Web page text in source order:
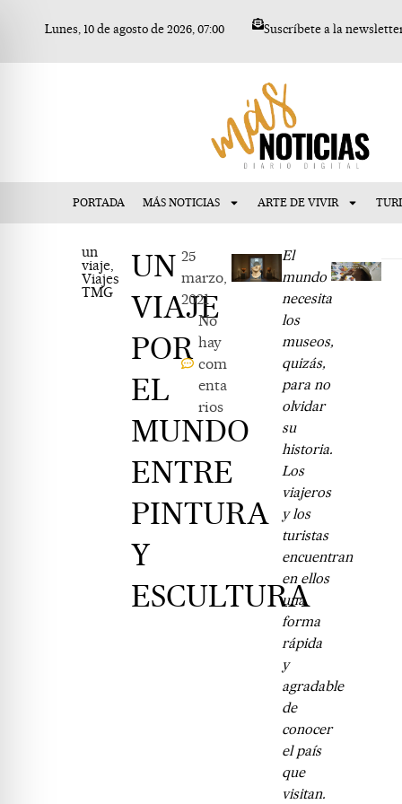
Lunes, 10 de agosto de 2026, 07:00 Suscríbete a la
PORTADA MÁS NOTICIAS ARTE DE VIVIR
un
viaje,
Viajes
TMG
UN
VIAJE
POR
EL
MUNDO
ENTRE
PINTURA
Y
ESCULTURA
25
marzo,
2021
No
hay
com
enta
rios
El
mundo
necesita
los
museos,
quizás,
para no
olvidar
su
historia.
Los
viajeros
y los
turistas
encuentran
en ellos
una
forma
rápida
y
agradable
de
conocer
el país
que
visitan.